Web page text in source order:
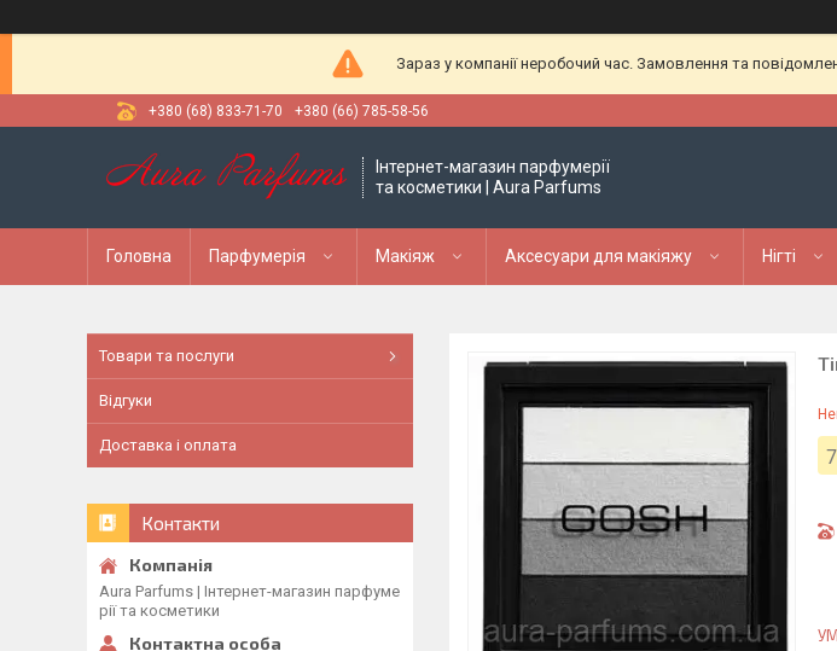
Зараз у компанії неробочий час. Замовлення та
+380 (68) 833-71-70 +380 (66) 785-58-56
Інтернет-магазин парфумерії
та косметики | Aura Parfums
Головна Парфумерія Макіяж Аксесуари для макіяжу Нігті
Товари та послуги
Відгуки
Доставка і оплата
Контакти
Aura Parfums | Інтернет-магазин парфуме
рії та косметики